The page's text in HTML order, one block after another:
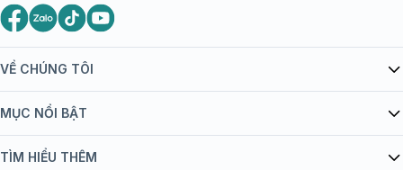
VỀ CHÚNG TÔI
Giới thiệu Tiêm Chủng FPT Long Châu
bán hàng
MỤC NỔI BẬT
Danh mục vắc xin
TÌM HIỂU THÊM